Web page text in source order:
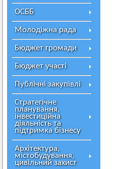
ОСББ
Молодіжна рада
Бюджет громади
Бюджет участі
Публічні закупівлі
Стратегічне
планування,
інвестиційна
діяльність та
підтримка бізнесу
Архітектура,
містобудування,
цивільний захист